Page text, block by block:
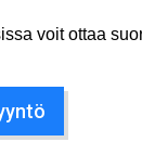
voit ottaa